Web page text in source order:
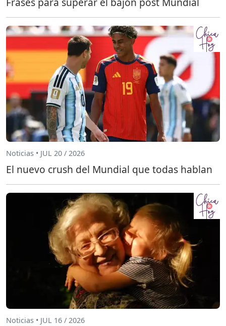
Noticias • JUL 20 / 2026
El nuevo crush del Mundial que todas hablan
Noticias • JUL 16 / 2026